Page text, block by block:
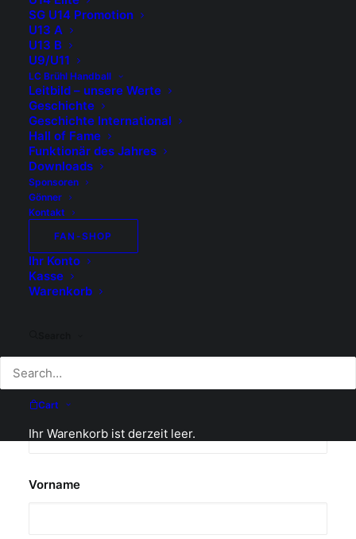
SG U14 Promotion
U13 A
U13 B
U9/U11
LC Brühl Handball
Leitbild – unsere Werte
Geschichte
Geschichte International
Hall of Fame
Funktionär des Jahres
Downloads
Sponsoren
Gönner
Kontakt
FAN-SHOP
Ihr Konto
Kasse
Warenkorb
Cart
Ihr Warenkorb ist derzeit leer.
👉 Saisonkarte Erwachsene: CHF 160.–*
👉 Saisonkarte Jugendliche: CHF 90.–* (13 bis 18
Jahre)
*inklusive Europacup-Qualifikation + Playoffs
Einmal bezahlen – die ganze
Saison geniessen! 💚
Kaufe dir deine Karte, sichere dir deinen Stammplatz
und werde Teil unserer grossen Vereinsfamilie.
spannende Saison!
#gemeinsamERFOLGleben
Bestellung Saisonkarten
Name
Vorname